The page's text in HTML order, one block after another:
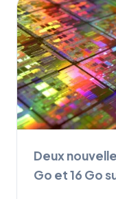
Deux
Go et 16 Go